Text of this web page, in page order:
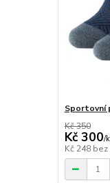
Sportovní
Kč 350
Kč 300/
Kč 248 bez